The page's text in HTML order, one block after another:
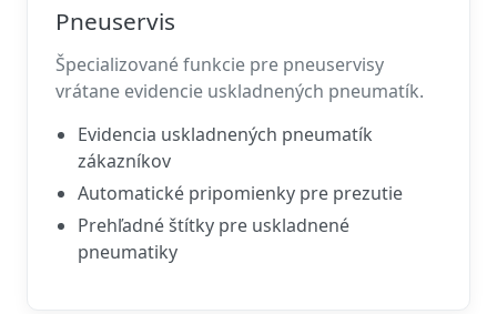
Pneuservis
Špecializované funkcie pre pneuservisy
vrátane evidencie uskladnených pneumatík.
Evidencia uskladnených pneumatík
zákazníkov
Automatické pripomienky pre prezutie
Prehľadné štítky pre uskladnené
pneumatiky